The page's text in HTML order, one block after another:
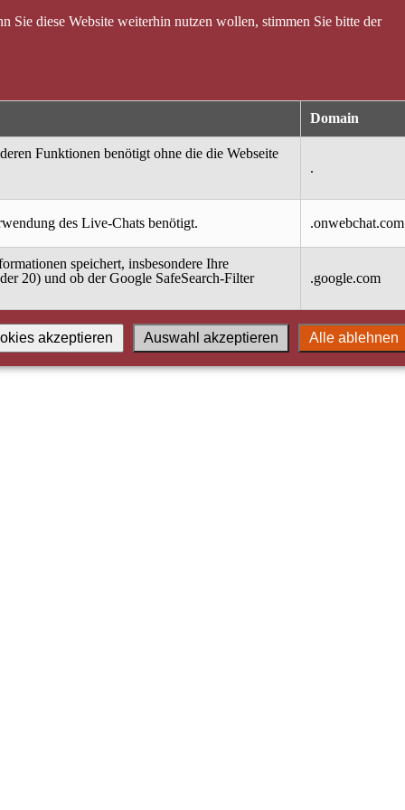
diese Website weiterhin nutzen wollen, stimmen Sie bitte der
Domain
Funktionen benötigt ohne die die Webseite
.
des Live-Chats benötigt. .onwebchat.com
speichert, insbesondere Ihre
20) und ob der Google SafeSearch-Filter
.google.com
Alle ablehnen
Auswahl akzeptieren
akzeptieren